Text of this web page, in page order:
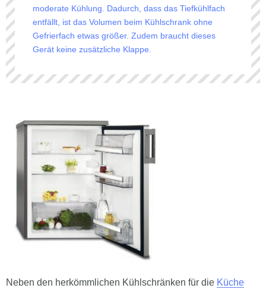
moderate Kühlung. Dadurch, dass das Tiefkühlfach
entfällt, ist das Volumen beim Kühlschrank ohne
Gefrierfach etwas größer. Zudem braucht dieses
Gerät keine zusätzliche Klappe.
Neben den herkömmlichen Kühlschränken für die Küche